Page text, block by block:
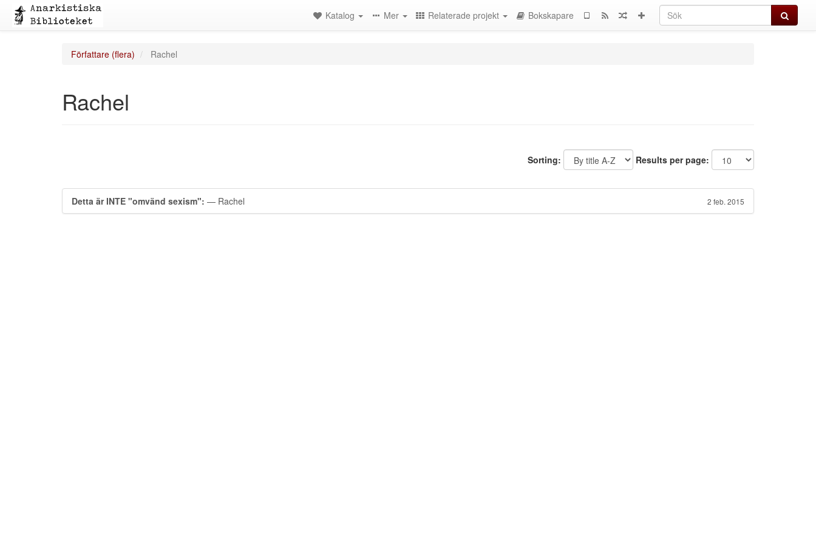
Sök
Katalog Mer Relaterade projekt Bokskapare
Författare (flera) Rachel
Rachel
Sorting: Results per page:
Detta är INTE "omvänd sexism": — Rachel 2 feb. 2015